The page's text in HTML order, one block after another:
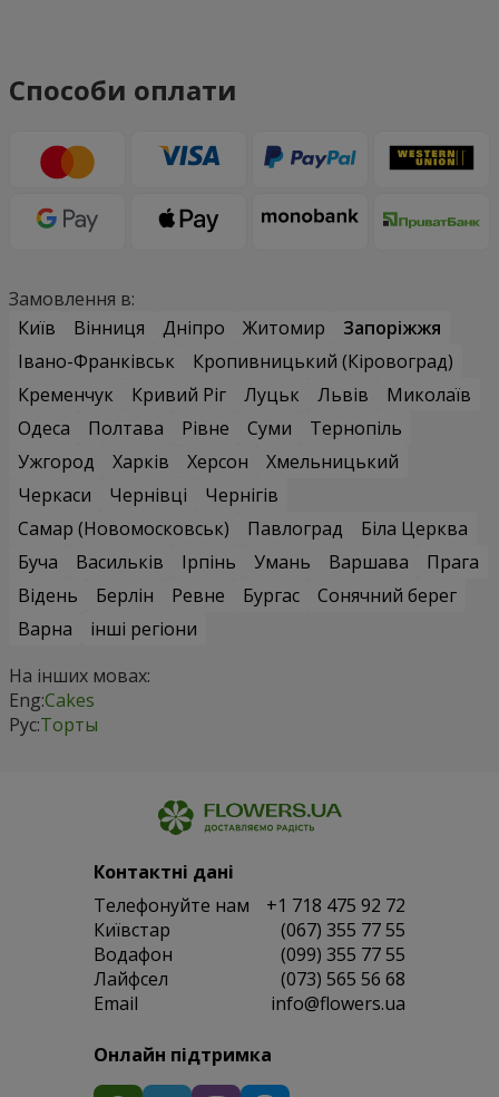
Способи оплати
Замовлення в:
Київ
Вінниця Дніпро Житомир
Запоріжжя
Івано-Франківськ
Кропивницький (Кіровоград)
Кременчук
Кривий Ріг Луцьк Львів
Миколаїв
Одеса
Полтава Рівне Суми
Тернопіль
Ужгород
Харків Херсон
Хмельницький
Черкаси
Чернівці
Чернігів
Самар (Новомосковськ)
Павлоград
Біла Церква
Буча
Васильків Ірпінь Умань Варшава
Прага
Відень
Берлін Ревне Бургас
Сонячний берег
Варна
інші регіони
На інших мовах:
Eng:Cakes
Рус:Торты
Контактні дані
Телефонуйте нам
+1 718 475 92 72
Київстар
(067) 355 77 55
Водафон
(099) 355 77 55
Лайфсел
(073) 565 56 68
Email
info@flowers.ua
Онлайн підтримка